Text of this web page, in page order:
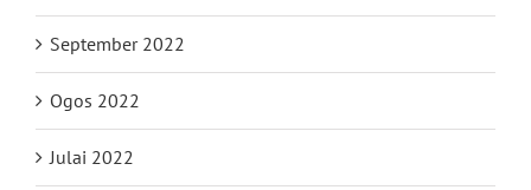
September 2022
Ogos 2022
Julai 2022